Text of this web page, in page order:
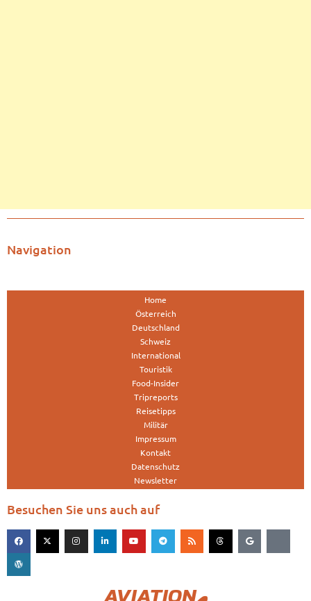
Navigation
Home
Österreich
Deutschland
Schweiz
International
Touristik
Food-Insider
Tripreports
Reisetipps
Militär
Impressum
Kontakt
Datenschutz
Newsletter
Besuchen Sie uns auch auf